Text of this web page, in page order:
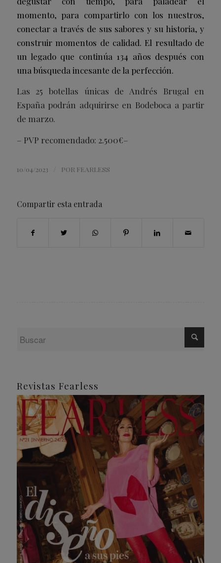
momento, para compartirlo con los nuestros,
conectar a través de sus sabores y su historia, y
construir momentos de calidad. El resultado de
un legado que continúa 134 años después con
una búsqueda incesante de la perfección.
Las 25 botellas únicas de Andrés Brugal en
España podrán adquirirse en Bodeboca a partir
de marzo.
– PVP recomendado: 2.500€–
10/04/2023 POR FEARLESS
Compartir esta entrada
Revistas Fearless